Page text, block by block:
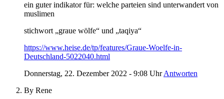
ein guter indikator für: welche parteien sind unterwandert von
muslimen
stichwort „graue wölfe“ und „taqiya“
https://www.heise.de/tp/features/Graue-Woelfe-in-
Deutschland-5022040.html
Donnerstag, 22. Dezember 2022 - 9:08 Uhr Antworten
By Rene